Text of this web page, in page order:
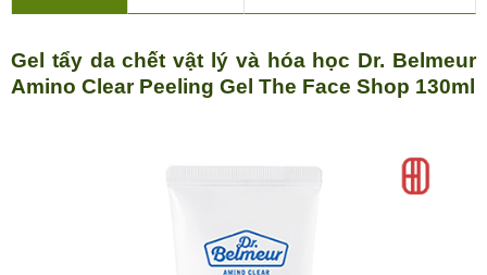
Gel tẩy da chết vật lý và hóa học Dr. Belmeur
Amino Clear Peeling Gel The Face Shop 130ml